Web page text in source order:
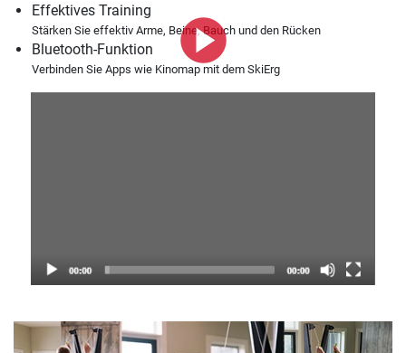
Effektives Training
Stärken Sie effektiv Arme, Beine, Bauch und den Rücken
Bluetooth-Funktion
Verbinden Sie Apps wie Kinomap mit dem SkiErg